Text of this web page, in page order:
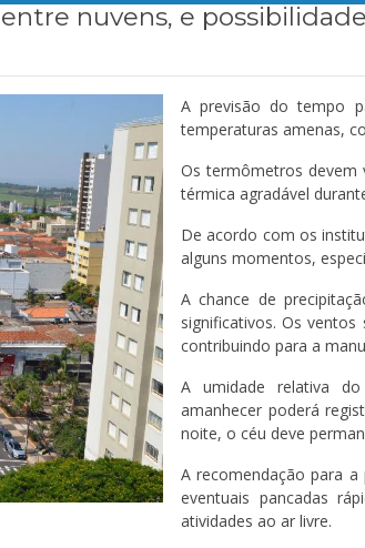
nuvens, e
A previsão do tempo
temperaturas amenas,
Os termômetros devem
térmica agradável
De acordo com os
alguns momentos,
A chance de
significativos. Os
contribuindo para a
A umidade relativa
amanhecer poderá
noite, o céu deve
A recomendação para
eventuais pancadas
atividades ao ar livre.